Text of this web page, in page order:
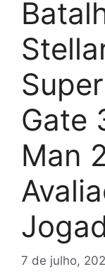
Gate
Man
7 de julho,